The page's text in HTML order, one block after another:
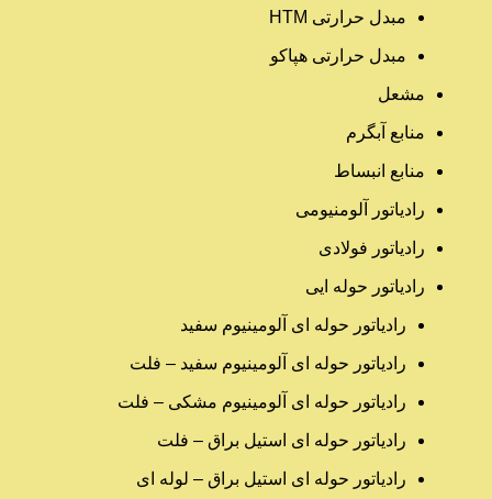
مبدل حرارتی HTM‎
مبدل حرارتی هپاکو
مشعل
منابع آبگرم
منابع انبساط
رادیاتور آلومنیومی
رادیاتور فولادی
رادیاتور حوله ایی
رادیاتور حوله ای آلومینیوم سفید
رادیاتور حوله ای آلومینیوم سفید – فلت
رادیاتور حوله ای آلومینیوم مشکی – فلت
رادیاتور حوله ای استیل براق – فلت
رادیاتور حوله ای استیل براق – لوله ای